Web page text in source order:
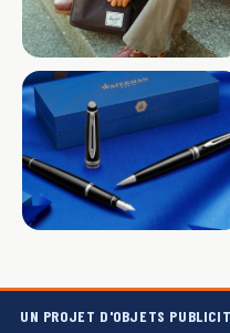
UN PROJET D'OBJETS